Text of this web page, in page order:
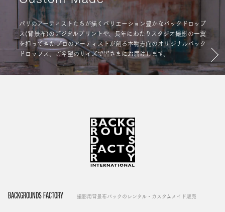
パリのアーティストたちが描くバリエーション豊かなバックドロップ
ス(背景布)のデジタルプリントや、長年にわたりスタジオ撮影の一翼
を担ってきたプロのアーティストが創る本物志向のオリジナルバック
ドロップス。ご希望のサイズで皆さまにお届けします。
BACKGROUNDS FACTORY 撮影用背景布バックのレンタル・カスタムメイド販売